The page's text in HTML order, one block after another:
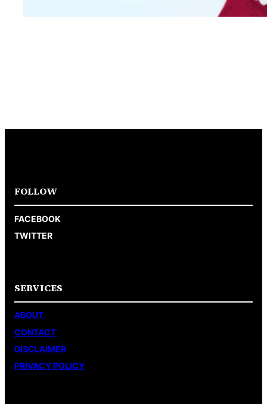
FOLLOW
FACEBOOK
TWITTER
SERVICES
ABOUT
CONTACT
DISCLAIMER
PRIVACY POLICY